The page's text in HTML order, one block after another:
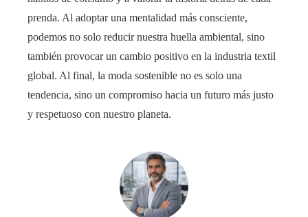
prenda. Al adoptar una mentalidad más consciente,
podemos no solo reducir nuestra huella ambiental, sino
también provocar un cambio positivo en la industria textil
global. Al final, la moda sostenible no es solo una
tendencia, sino un compromiso hacia un futuro más justo
y respetuoso con nuestro planeta.